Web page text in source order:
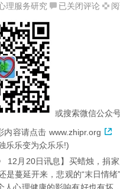
理服务研究
“末
现
巨
大
压
力
已关闭评论
或搜索微信公众
内容请点击www.zhipr.org
乐乐变为众乐乐!)
月20日讯息】买蜡烛，捐
是蔓延开来，悲观的“末日情